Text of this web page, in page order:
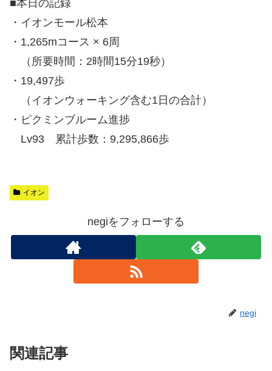
■本日の記録
・イオンモール松本
・1,265mコース × 6周
（所要時間：2時間15分19秒）
・19,497歩
（イオンウォーキング含む1日の合計）
・ピクミンブルーム進捗
Lv93 累計歩数：9,295,866歩
イオン
negiをフォローする
negi
関連記事